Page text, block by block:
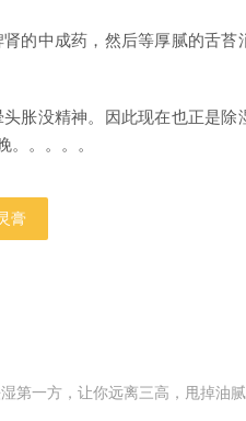
的中成药，然后等厚腻的舌苔
胀没精神。因此现在也正是除
。。。。。
膏
第一方，让你远离三高，甩掉油